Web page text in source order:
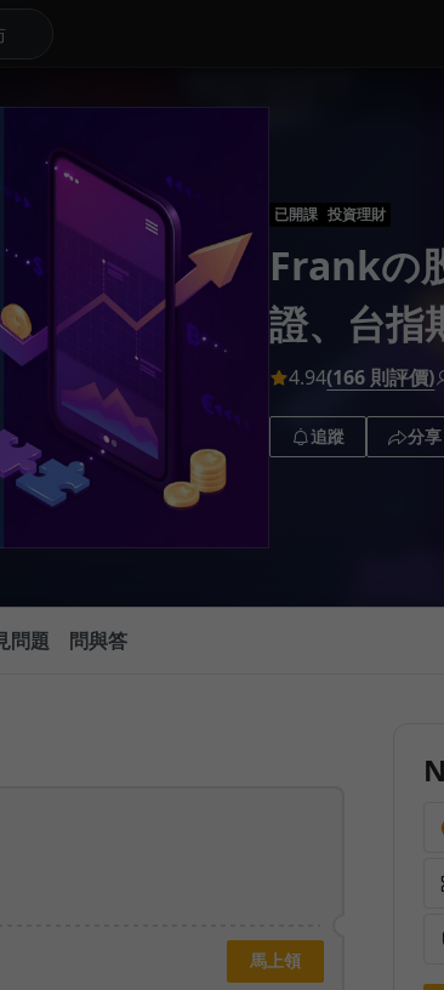
已開課 投資理財
Frankの
證、台指
4.94(166 則評價)
追蹤 分享
問題 問與答
馬上領